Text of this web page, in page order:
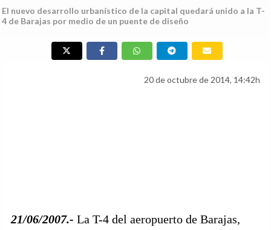
El nuevo desarrollo urbanístico de la capital quedará unido a la T-
4 de Barajas por medio de un puente de diseño
20 de octubre de 2014, 14:42h
21/06/2007.- La T-4 del aeropuerto de Barajas,